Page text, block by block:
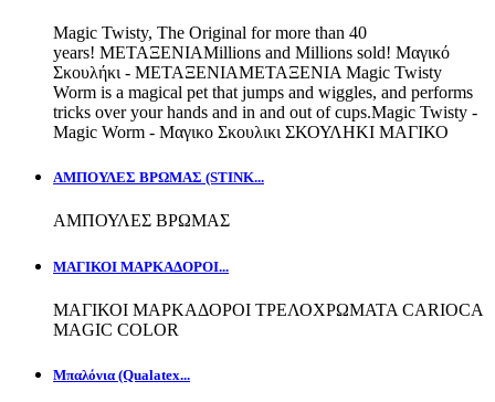
Magic Twisty, The Original for more than 40
years! ΜΕΤΑΞΕΝΙΑMillions and Millions sold! Μαγικό
Σκουλήκι - ΜΕΤΑΞΕΝΙΑΜΕΤΑΞΕΝΙΑ Magic Twisty
Worm is a magical pet that jumps and wiggles, and performs
tricks over your hands and in and out of cups.Magic Twisty -
Magic Worm - Μαγικο Σκουλικι ΣΚΟΥΛΗΚΙ ΜΑΓΙΚΟ
ΑΜΠΟΥΛΕΣ ΒΡΩΜΑΣ (STINK...
ΑΜΠΟΥΛΕΣ ΒΡΩΜΑΣ
ΜΑΓΙΚΟΙ ΜΑΡΚΑΔΟΡΟΙ...
ΜΑΓΙΚΟΙ ΜΑΡΚΑΔΟΡΟΙ ΤΡΕΛΟΧΡΩΜΑΤΑ CARIOCA
MAGIC COLOR
Μπαλόνια (Qualatex...